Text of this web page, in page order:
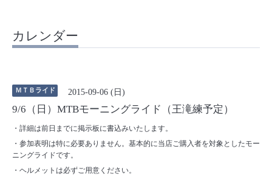
カレンダー
ＭＴＢライド 2015-09-06 (日)
9/6（日）MTBモーニングライド（王滝練予定）
・詳細は前日までに掲示板に書込みいたします。
・参加表明は特に必要ありません。基本的に当店ご購入者を対象としたモー
ニングライドです。
・ヘルメットは必ずご用意ください。